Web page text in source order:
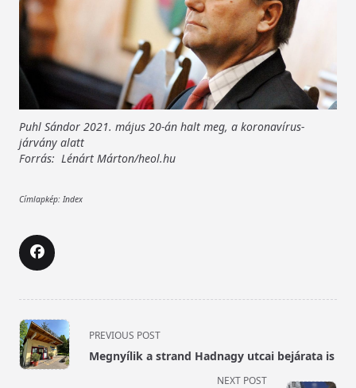
Puhl Sándor 2021. május 20-án halt meg, a koronavírus-
járvány alatt
Forrás: Lénárt Márton/heol.hu
Címlapkép: Index
<span
class="nav-
subtitle
PREVIOUS POST
Megnyílik a strand Hadnagy utcai bejárata is
NEXT POST